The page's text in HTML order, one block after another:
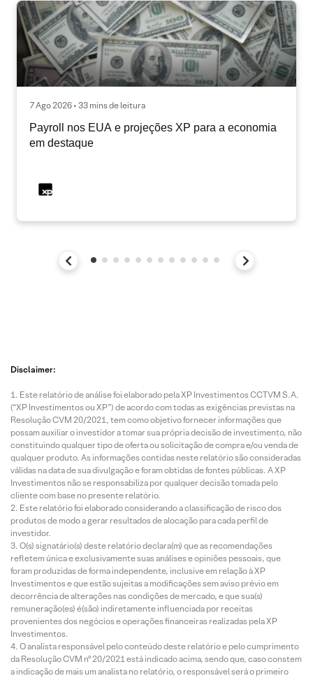
7 Ago 2026 • 33 mins de leitura
Payroll nos EUA e projeções XP para a economia
em destaque
Disclaimer:
Este relatório de análise foi elaborado pela XP Investimentos CCTVM S.A.
(“XP Investimentos ou XP”) de acordo com todas as exigências previstas na
Resolução CVM 20/2021, tem como objetivo fornecer informações que
possam auxiliar o investidor a tomar sua própria decisão de investimento, não
constituindo qualquer tipo de oferta ou solicitação de compra e/ou venda de
qualquer produto. As informações contidas neste relatório são consideradas
válidas na data de sua divulgação e foram obtidas de fontes públicas. A XP
Investimentos não se responsabiliza por qualquer decisão tomada pelo
cliente com base no presente relatório.
Este relatório foi elaborado considerando a classificação de risco dos
produtos de modo a gerar resultados de alocação para cada perfil de
investidor.
O(s) signatário(s) deste relatório declara(m) que as recomendações
refletem única e exclusivamente suas análises e opiniões pessoais, que
foram produzidas de forma independente, inclusive em relação à XP
Investimentos e que estão sujeitas a modificações sem aviso prévio em
decorrência de alterações nas condições de mercado, e que sua(s)
remuneração(es) é(são) indiretamente influenciada por receitas
provenientes dos negócios e operações financeiras realizadas pela XP
Investimentos.
O analista responsável pelo conteúdo deste relatório e pelo cumprimento
da Resolução CVM nº 20/2021 está indicado acima, sendo que, caso constem
a indicação de mais um analista no relatório, o responsável será o primeiro